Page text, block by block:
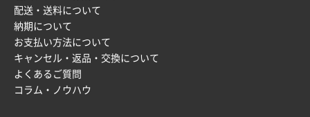
納期が比較的短く、ロット数が豊富に選べて価格が安
かったため
山口県P社様
【トートバッグ・エコバッグ】特別ご注文ページ
③1枚
配送・送料について
納期について
お支払い方法について
キャンセル・返品・交換について
よくあるご質問
コラム・ノウハウ